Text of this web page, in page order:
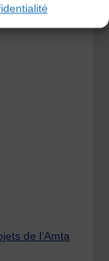
de l’Amta